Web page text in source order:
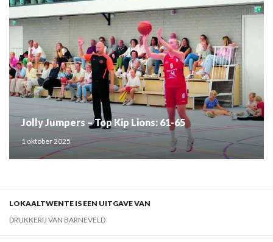
Jolly Jumpers – Top Kip Lions: 61-65
1 oktober 2025
LOKAALTWENTE IS EEN UITGAVE VAN
DRUKKERIJ VAN BARNEVELD